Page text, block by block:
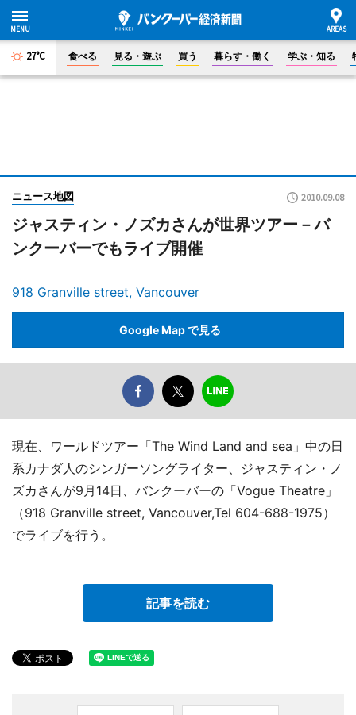
27°C 食べる 見る・遊ぶ 買う 暮らす・働く 学ぶ・知る
ニュース地図 2010.09.08
ジャスティン・ノズカさんが世界ツアー－バ
ンクーバーでもライブ開催
918 Granville street, Vancouver
Google Map で見る
現在、ワールドツアー「The Wind Land and sea」中の日
系カナダ人のシンガーソングライター、ジャスティン・ノ
ズカさんが9月14日、バンクーバーの「Vogue Theatre」
（918 Granville street, Vancouver,Tel 604-688-1975）
でライブを行う。
記事を読む